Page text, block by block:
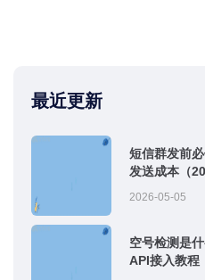
最近更新
短信群发前
发送成本（
2026-05-05
空号检测是
API接入教程